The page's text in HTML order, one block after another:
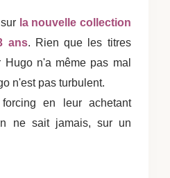
la nouvelle collection
ans. Rien que les titres
n'a même pas mal
n'est pas turbulent.
en leur achetant
ne sait jamais, sur un